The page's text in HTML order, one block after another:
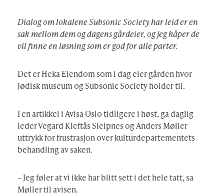
Dialog om lokalene Subsonic Society har leid er en
sak mellom dem og dagens gårdeier, og jeg håper de
vil finne en løsning som er god for alle parter.
Det er Heka Eiendom som i dag eier gården hvor
Jødisk museum og Subsonic Society holder til.
I en artikkel i Avisa Oslo tidligere i høst, ga daglig
leder Vegard Kleftås Sleipnes og Anders Møller
uttrykk for frustrasjon over kulturdepartementets
behandling av saken.
– Jeg føler at vi ikke har blitt sett i det hele tatt, sa
Møller til avisen.